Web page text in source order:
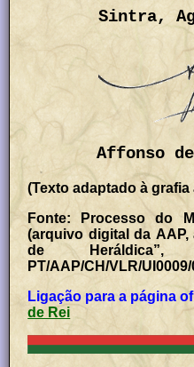
Sintra,
Affonso
(Texto adaptado à grafia
Fonte: Processo do
(arquivo digital da
de Heráldica”,
PT/AAP/CH/VLR/
Ligação para a página
de Rei